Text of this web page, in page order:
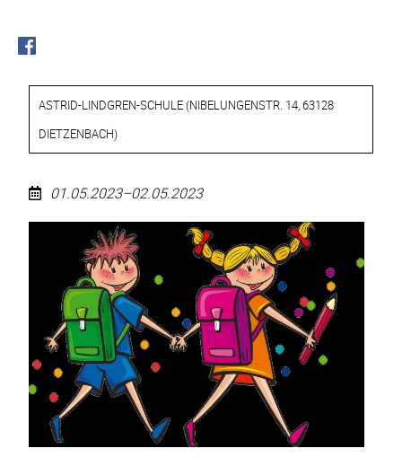
ASTRID-LINDGREN-SCHULE (NIBELUNGENSTR. 14, 63128
DIETZENBACH)
01.05.2023–02.05.2023
Schulbesuchstag
neuen
Erstklässler